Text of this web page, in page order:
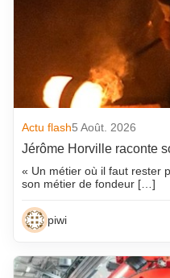
Actu flash5 Août. 2026
Jérôme Horville raconte
« Un métier où il faut rester
son métier de fondeur […]
piwi